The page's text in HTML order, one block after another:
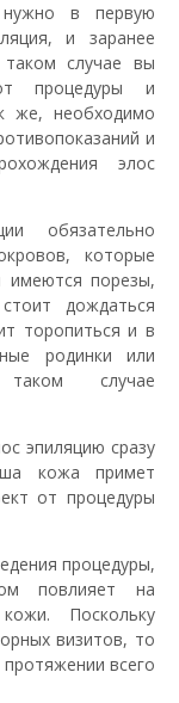
нужно в первую
и заранее
случае вы
процедуры и
же, необходимо
и
элос
обязательно
которые
имеются порезы,
дождаться
торопиться и в
родинки или
случае
эпиляцию сразу
кожа примет
от процедуры
процедуры,
повлияет на
Поскольку
визитов, то
всего